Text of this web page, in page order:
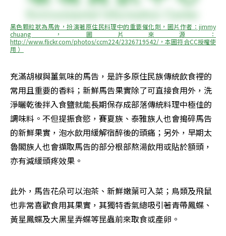
黑色顆粒狀為馬告，扮演著原住民料理中的重要催化劑，圖片作者：jimmy
chuang，圖片來源：
http://www.flickr.com/photos/ccm224/2326719542/，本圖符合CC授權使
用 ）
充滿胡椒與薑氣味的馬告，是許多原住民族傳統飲食裡的
常用且重要的香料；新鮮馬告果實除了可直接食用外，洗
淨曬乾後拌入食鹽就能長期保存成部落傳統料理中極佳的
調味料。不但提振食慾，賽夏族、泰雅族人也會搗碎馬告
的新鮮果實，泡水飲用緩解宿醉後的頭痛；另外，早期太
魯閣族人也會擷取馬告的部分根部熬湯飲用或貼於額頭，
亦有減緩頭疼效果。
此外，馬告花朵可以泡茶、新鮮嫩葉可入菜；鳥類及飛鼠
也非常喜歡食用其果實，其獨特香氣總吸引著青帶鳳蝶、
黃星鳳蝶及大黑星弄蝶等昆蟲前來取食或產卵。